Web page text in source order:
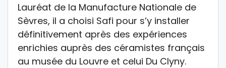
Lauréat de la Manufacture Nationale de
Sèvres, il a choisi Safi pour s’y installer
définitivement après des expériences
enrichies auprès des céramistes français
au musée du Louvre et celui Du Clyny.